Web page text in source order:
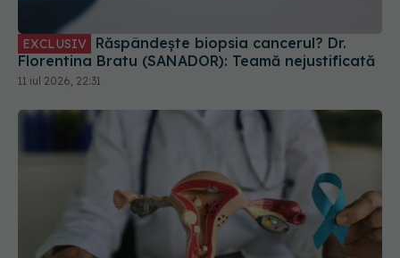
EXCLUSIV
Florentina Bratu (SANADOR): Teamă nejustificată
11 iul 2026, 22:31